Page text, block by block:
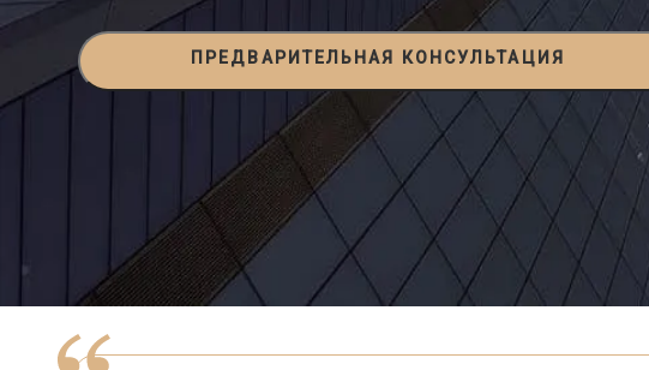
ПРЕДВАРИТЕЛЬНАЯ КОНСУЛЬТАЦИЯ